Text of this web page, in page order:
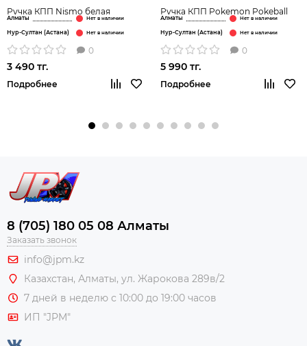
Ручка КПП Nismo белая
Алматы
Нур-Султан (Астана)
0
3 490 тг.
Подробнее
Ручка КПП Pokemon Pokeball
Алматы
Нур-Султан (Астана)
0
5 990 тг.
Подробнее
8 (705) 180 05 08 Алматы
Заказать звонок
info@jpm.kz
Казахстан, Алматы, ул. Жарокова 289в/2
7 дней в неделю с 10:00 до 19:00 часов
ИП "JPM"